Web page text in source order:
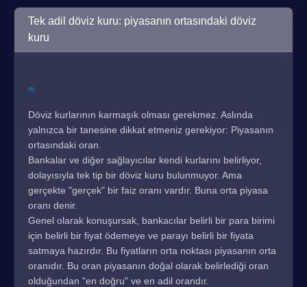
Tek adil döviz kuru: piyasanın ortasındaki döviz
kuru
Döviz kurlarının karmaşık olması gerekmez. Aslında
yalnızca bir tanesine dikkat etmeniz gerekiyor: Piyasanın
ortasındaki oran.
Bankalar ve diğer sağlayıcılar kendi kurlarını belirliyor,
dolayısıyla tek tip bir döviz kuru bulunmuyor. Ama
gerçekte "gerçek" bir faiz oranı vardır. Buna orta piyasa
oranı denir.
Genel olarak konuşursak, bankacılar belirli bir para birimi
için belirli bir fiyat ödemeye ve parayı belirli bir fiyata
satmaya hazırdır. Bu fiyatların orta noktası piyasanın orta
oranıdır. Bu oran piyasanın doğal olarak belirlediği oran
olduğundan "en doğru" ve en adil orandır.